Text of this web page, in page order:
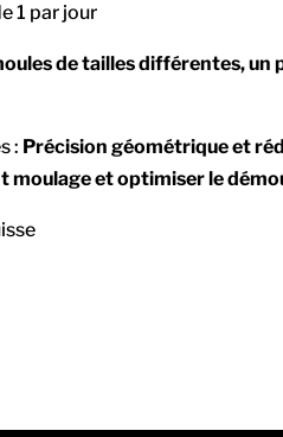
1 par jour
de tailles différentes, un
: Précision géométrique et
moulage et optimiser le